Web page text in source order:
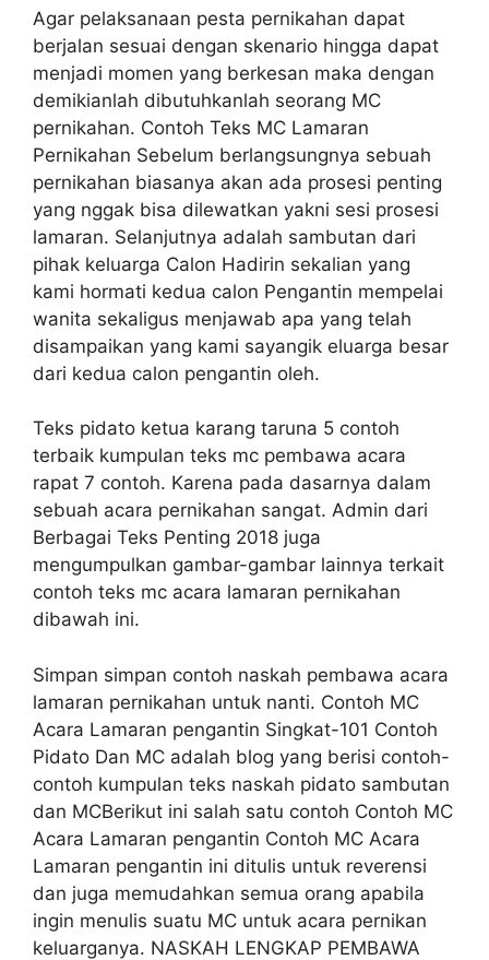
Agar pelaksanaan pesta pernikahan dapat
berjalan sesuai dengan skenario hingga dapat
menjadi momen yang berkesan maka dengan
demikianlah dibutuhkanlah seorang MC
pernikahan. Contoh Teks MC Lamaran
Pernikahan Sebelum berlangsungnya sebuah
pernikahan biasanya akan ada prosesi penting
yang nggak bisa dilewatkan yakni sesi prosesi
lamaran. Selanjutnya adalah sambutan dari
pihak keluarga Calon Hadirin sekalian yang
kami hormati kedua calon Pengantin mempelai
wanita sekaligus menjawab apa yang telah
disampaikan yang kami sayangik eluarga besar
dari kedua calon pengantin oleh.
Teks pidato ketua karang taruna 5 contoh
terbaik kumpulan teks mc pembawa acara
rapat 7 contoh. Karena pada dasarnya dalam
sebuah acara pernikahan sangat. Admin dari
Berbagai Teks Penting 2018 juga
mengumpulkan gambar-gambar lainnya terkait
contoh teks mc acara lamaran pernikahan
dibawah ini.
Simpan simpan contoh naskah pembawa acara
lamaran pernikahan untuk nanti. Contoh MC
Acara Lamaran pengantin Singkat-101 Contoh
Pidato Dan MC adalah blog yang berisi contoh-
contoh kumpulan teks naskah pidato sambutan
dan MCBerikut ini salah satu contoh Contoh MC
Acara Lamaran pengantin Contoh MC Acara
Lamaran pengantin ini ditulis untuk reverensi
dan juga memudahkan semua orang apabila
ingin menulis suatu MC untuk acara pernikan
keluarganya. NASKAH LENGKAP PEMBAWA